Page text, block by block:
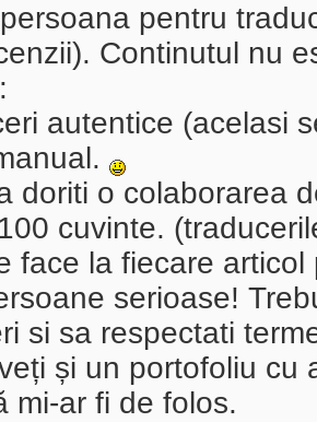
pentru
Continutul nu
autentice (acelasi
doriti o colaborarea
cuvinte.
face la fiecare articol
serioase!
si sa respectati
și un portofoliu cu
mi-ar fi de folos.